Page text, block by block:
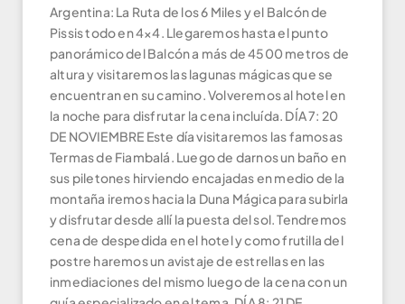
Argentina: La Ruta de los 6 Miles y el Balcón de
Pissis todo en 4×4. Llegaremos hasta el punto
panorámico del Balcón a más de 4500 metros de
altura y visitaremos las lagunas mágicas que se
encuentran en su camino. Volveremos al hotel en
la noche para disfrutar la cena incluída. DÍA 7: 20
DE NOVIEMBRE Este día visitaremos las famosas
Termas de Fiambalá. Luego de darnos un baño en
sus piletones hirviendo encajadas en medio de la
montaña iremos hacia la Duna Mágica para subirla
y disfrutar desde allí la puesta del sol. Tendremos
cena de despedida en el hotel y como frutilla del
postre haremos un avistaje de estrellas en las
inmediaciones del mismo luego de la cena con un